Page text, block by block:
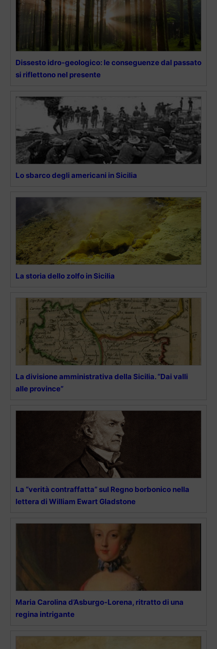
Dissesto idro-geologico: le conseguenze dal passato
si riflettono nel presente
Lo sbarco degli americani in Sicilia
La storia dello zolfo in Sicilia
La divisione amministrativa della Sicilia. “Dai valli
alle province”
La “verità contraffatta” sul Regno borbonico nella
lettera di William Ewart Gladstone
Maria Carolina d’Asburgo-Lorena, ritratto di una
regina intrigante